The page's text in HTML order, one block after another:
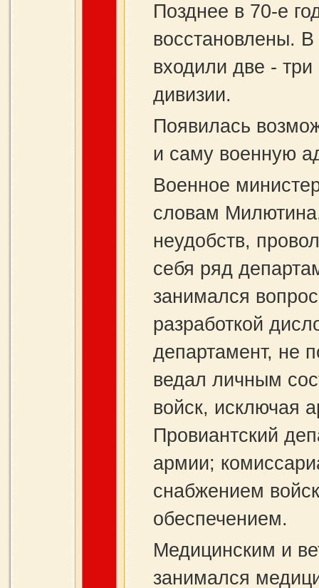
Позднее в 70-е
восстановлены.
входили две -
дивизии.
Появилась
и саму военную
Военное
словам
неудобств,
себя ряд
занимался
разработкой
департамент, не
ведал личным
войск, исключая
Провиантский
армии;
снабжением
обеспечением.
Медицинским и
занимался